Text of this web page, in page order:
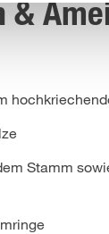
&
Stamm